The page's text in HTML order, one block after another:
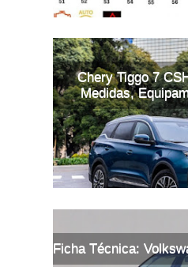
Chery Tiggo 7
Medidas,
Ficha Técnica: